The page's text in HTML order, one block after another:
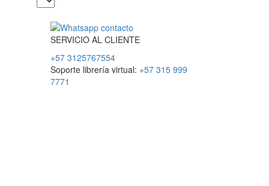
SERVICIOAL CLIENTE
+57 3125767554
Soporte librería virtual: +57 315 999
7771